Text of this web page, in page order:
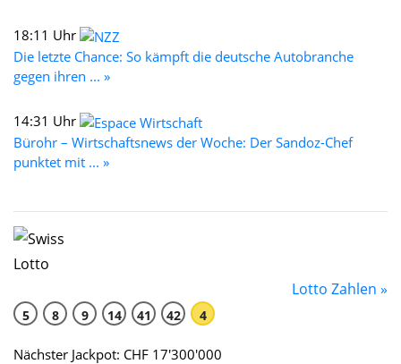
18:11 Uhr
Die letzte Chance: So kämpft die deutsche Autobranche
gegen ihren ... »
14:31 Uhr
Bürohr – Wirtschaftsnews der Woche: Der Sandoz-Chef
punktet mit ... »
Lotto Zahlen »
5 8 9 14 41 42 4
Nächster Jackpot: CHF 17'300'000